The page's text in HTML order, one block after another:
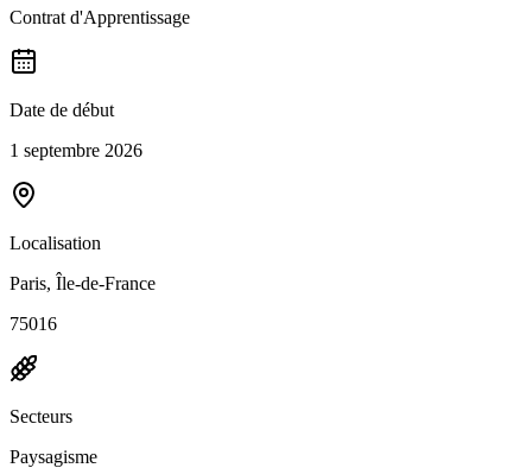
Contrat d'Apprentissage
Date de début
1 septembre 2026
Localisation
Paris, Île-de-France
75016
Secteurs
Paysagisme